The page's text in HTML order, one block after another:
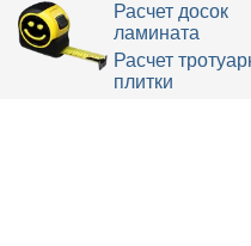
Расчет досок
ламината
Расчет
плитки